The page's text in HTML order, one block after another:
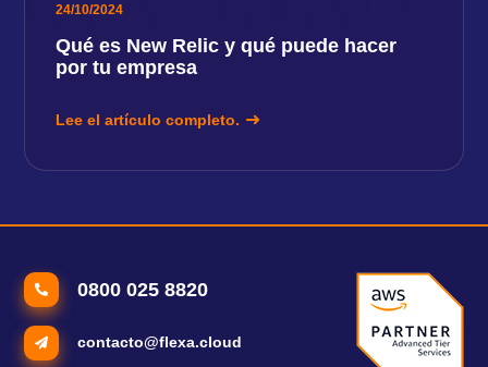
24/10/2024
Qué es New Relic y qué puede hacer
por tu empresa
Lee el artículo completo.
0800 025 8820
contacto@flexa.cloud